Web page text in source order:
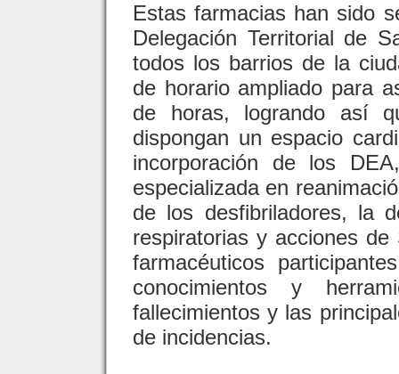
Estas farmacias han sido
Delegación Territorial de
todos los barrios de la
de horario ampliado para
de horas, logrando así
dispongan un espacio
incorporación de los
especializada en
de los desfibriladores, la
respiratorias y acciones
farmacéuticos
conocimientos y
fallecimientos y las
de incidencias.